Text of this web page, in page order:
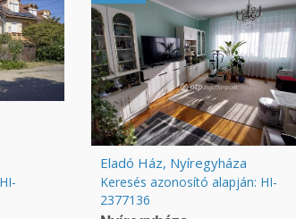
Eladó Ház, Nyíregyháza
Keresés azonosító alapján: HI-
2377136